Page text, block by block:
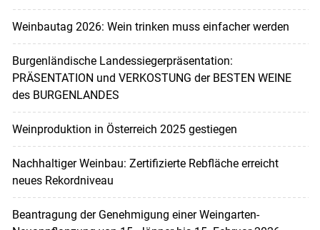
Weinbautag 2026: Wein trinken muss einfacher werden
Burgenländische Landessiegerpräsentation:
PRÄSENTATION und VERKOSTUNG der BESTEN WEINE
des BURGENLANDES
Weinproduktion in Österreich 2025 gestiegen
Nachhaltiger Weinbau: Zertifizierte Rebfläche erreicht
neues Rekordniveau
Beantragung der Genehmigung einer Weingarten-